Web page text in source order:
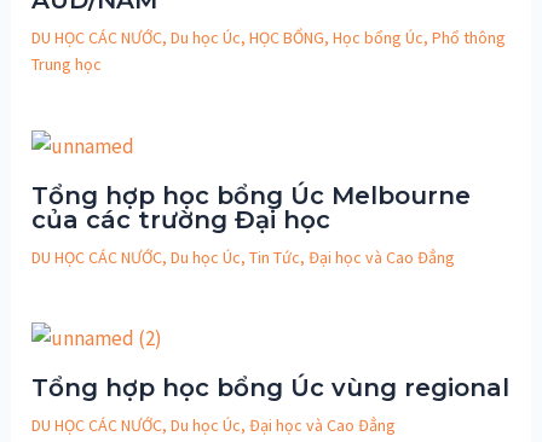
DU HỌC CÁC NƯỚC,Du học Úc,HỌC BỔNG,Học bổng Úc,Phổ thông
Trung học
Tổng hợp học bổng Úc Melbourne
của các trường Đại học
DU HỌC CÁC NƯỚC,Du học Úc,Tin Tức,Đại học và Cao Đẳng
Tổng hợp học bổng Úc vùng regional
DU HỌC CÁC NƯỚC,Du học Úc,Đại học và Cao Đẳng